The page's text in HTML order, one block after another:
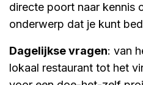
directe poort naar kennis
onderwerp dat je kunt
dagelijkse vragen: van
lokaal restaurant tot het